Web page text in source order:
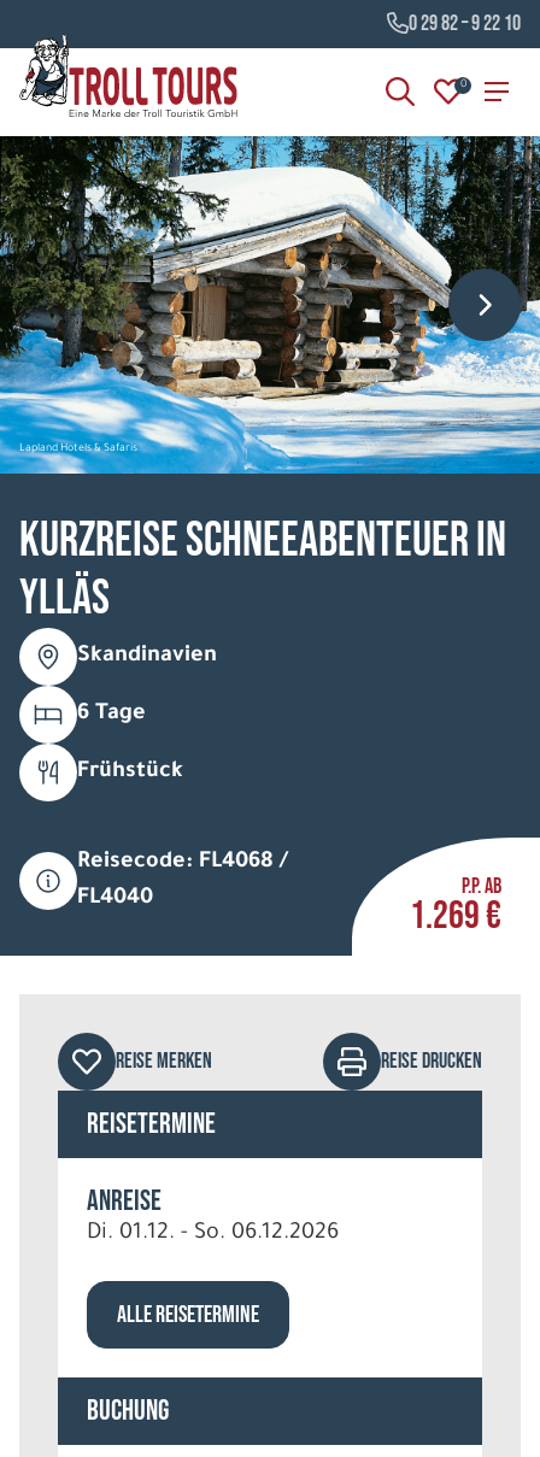
0 29 82 – 9 22 10
0
Lapland Hotels & Safaris
Kurzreise Schneeabenteuer in
Ylläs
Skandinavien
6 Tage
Frühstück
Reisecode: FL4068 /
FL4040
P.P. AB
1.269 €
REISE MERKEN REISE DRUCKEN
Reisetermine
Anreise
Di. 01.12. - So. 06.12.2026
ALLE REISETERMINE
Buchung